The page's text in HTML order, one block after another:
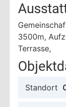
3500m,
Terrasse,
Standort